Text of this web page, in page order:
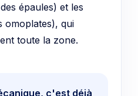
épaules) et les
omoplates), qui
toute la zone.
c'est déjà